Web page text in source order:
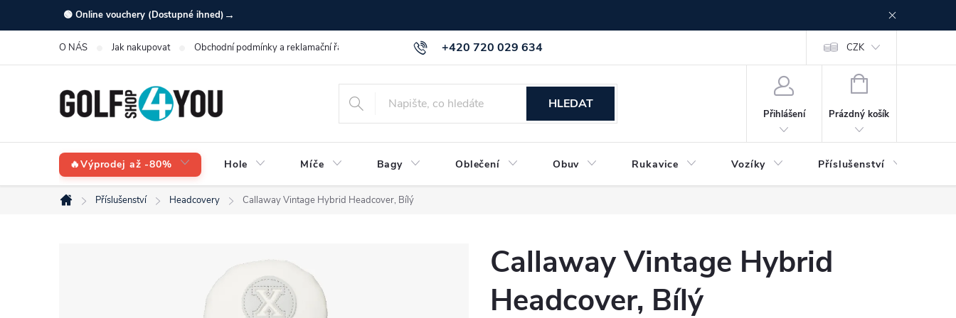
na
🟢 Online vouchery (Dostupné ihned) →
+420 720 029 634
O NÁS Jak nakupovat Obchodní podmínky a reklamační řád GDPR info a směrnice Kontakt CZK
HLEDAT
Přihlášení
NÁKUPNÍ
Prázdný košík
🔥Výprodej až -80% Hole Míče Bagy Oblečení Obuv Rukavice Vozíky Příslušenství
Domů
Příslušenství Headcovery Callaway Vintage Hybrid Headcover, Bílý
Callaway Vintage Hybrid
Headcover, Bílý